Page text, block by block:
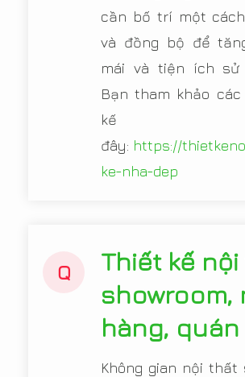
cần bố trí một
và đồng bộ để
mái và tiện ích sử
Bạn tham khảo
kế
đây: https://
ke-nha-dep
Q
Thiết kế
showroom,
hàng,
Không gian nội thất